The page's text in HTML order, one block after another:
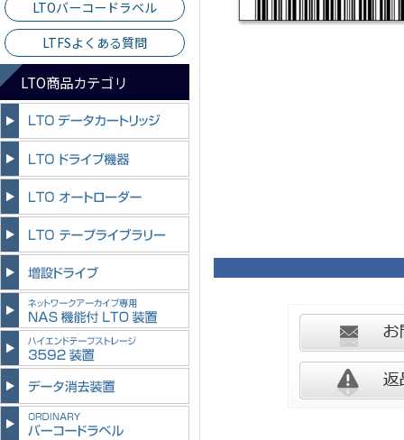
LTOバーコードラベル
LTFSよくある質問
LTO商品カテゴリ